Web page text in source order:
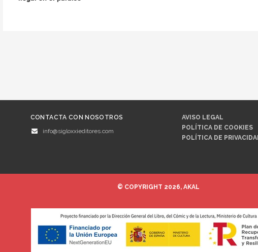
CONTACTA CON NOSOTROS
info@sigloxxieditores.com
AVISO LEGAL
POLÍTICA DE COOKIES
POLÍTICA DE
© COPYRIGHT 2026, AKAL